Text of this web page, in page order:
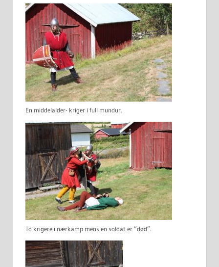
En middelalder- kriger i full mundur.
To krigere i nærkamp mens en soldat er ”død”.